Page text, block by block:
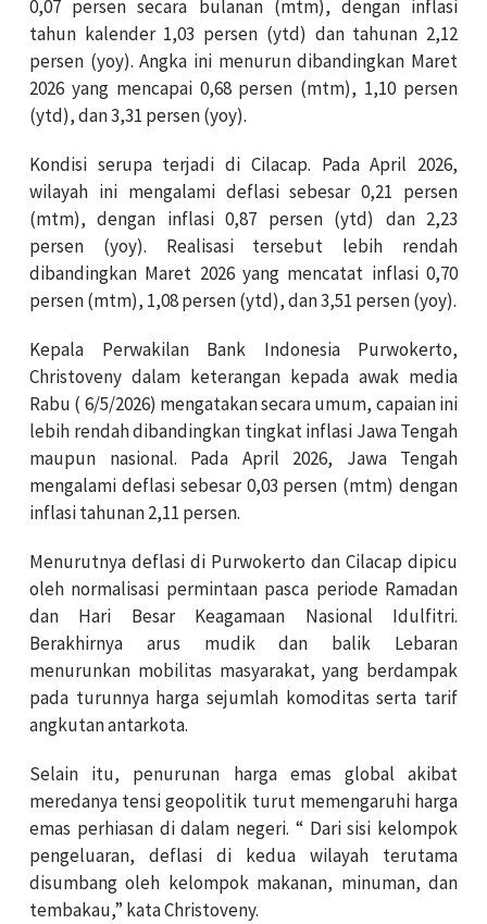
0,07 persen secara bulanan (mtm), dengan inflasi
tahun kalender 1,03 persen (ytd) dan tahunan 2,12
persen (yoy). Angka ini menurun dibandingkan Maret
2026 yang mencapai 0,68 persen (mtm), 1,10 persen
(ytd), dan 3,31 persen (yoy).
Kondisi serupa terjadi di Cilacap. Pada April 2026,
wilayah ini mengalami deflasi sebesar 0,21 persen
(mtm), dengan inflasi 0,87 persen (ytd) dan 2,23
persen (yoy). Realisasi tersebut lebih rendah
dibandingkan Maret 2026 yang mencatat inflasi 0,70
persen (mtm), 1,08 persen (ytd), dan 3,51 persen (yoy).
Kepala Perwakilan Bank Indonesia Purwokerto,
Christoveny dalam keterangan kepada awak media
Rabu ( 6/5/2026) mengatakan secara umum, capaian ini
lebih rendah dibandingkan tingkat inflasi Jawa Tengah
maupun nasional. Pada April 2026, Jawa Tengah
mengalami deflasi sebesar 0,03 persen (mtm) dengan
inflasi tahunan 2,11 persen.
Menurutnya deflasi di Purwokerto dan Cilacap dipicu
oleh normalisasi permintaan pasca periode Ramadan
dan Hari Besar Keagamaan Nasional Idulfitri.
Berakhirnya arus mudik dan balik Lebaran
menurunkan mobilitas masyarakat, yang berdampak
pada turunnya harga sejumlah komoditas serta tarif
angkutan antarkota.
Selain itu, penurunan harga emas global akibat
meredanya tensi geopolitik turut memengaruhi harga
emas perhiasan di dalam negeri. “ Dari sisi kelompok
pengeluaran, deflasi di kedua wilayah terutama
disumbang oleh kelompok makanan, minuman, dan
tembakau,” kata Christoveny.